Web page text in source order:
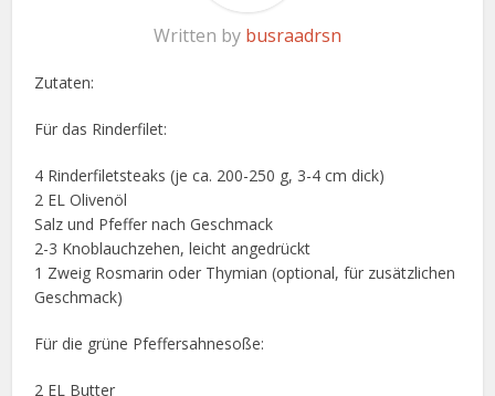
Written by busraadrsn
Zutaten:
Für das Rinderfilet:
4 Rinderfiletsteaks (je ca. 200-250 g, 3-4 cm dick)
2 EL Olivenöl
Salz und Pfeffer nach Geschmack
2-3 Knoblauchzehen, leicht angedrückt
1 Zweig Rosmarin oder Thymian (optional, für zusätzlichen
Geschmack)
Für die grüne Pfeffersahnesoße:
2 EL Butter